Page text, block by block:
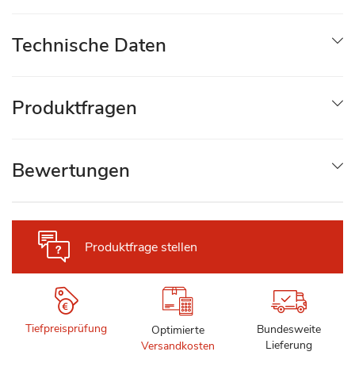
Produktfrage stellen
Tiefpreisprüfung
Optimierte
Versandkosten
Bundesweite
Lieferung
Technische Daten
Produktfragen
Bewertungen